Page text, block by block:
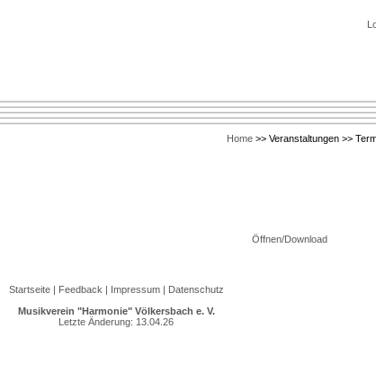
Home >> Veranstaltungen >>
Öffnen/Download
Startseite| Feedback | Impressum| Datenschutz
Musikverein "Harmonie" Völkersbach e. V.
Letzte Änderung: 13.04.26